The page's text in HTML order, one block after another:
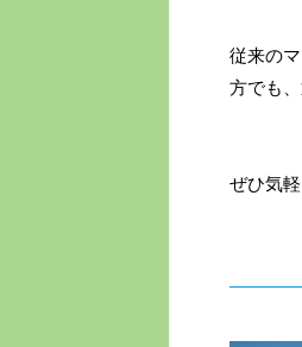
従来の
方でも
ぜひ気